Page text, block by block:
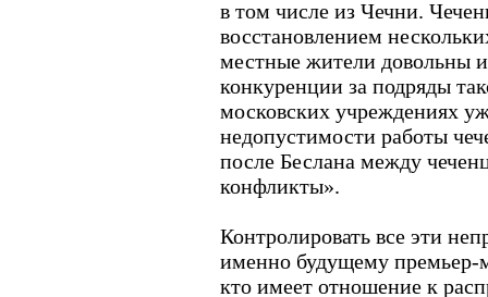
в том числе из Чечни.
восстановлением
местные жители довольны
конкуренции за подряды
московских учреждениях
недопустимости работы
после Беслана между
конфликты».
Контролировать все эти
именно будущему премьер-
кто имеет отношение к